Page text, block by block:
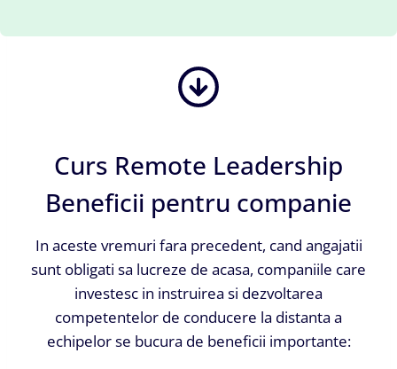
Curs Remote Leadership
Beneficii pentru companie
In aceste vremuri fara precedent, cand angajatii
sunt obligati sa lucreze de acasa, companiile care
investesc in instruirea si dezvoltarea
competentelor de conducere la distanta a
echipelor se bucura de beneficii importante: